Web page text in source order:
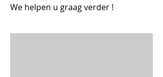
We helpen u graag verder !